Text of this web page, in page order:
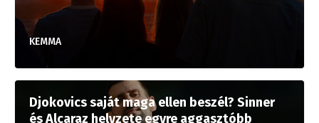
KEMMA
Djokovics saját maga ellen beszél? Sinner
és Alcaraz helyzete egyre aggasztóbb